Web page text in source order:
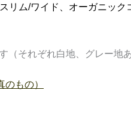
リム/ワイド、オーガニッ
それぞれ白地、グレー地あ
もの）